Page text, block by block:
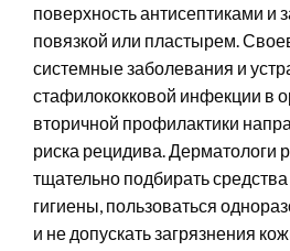
поверхность антисептиками и
повязкой или пластырем.
системные заболевания и
стафилококковой инфекции в
вторичной профилактики
риска рецидива. Дерматологи
тщательно подбирать
гигиены, пользоваться
и не допускать загрязнения